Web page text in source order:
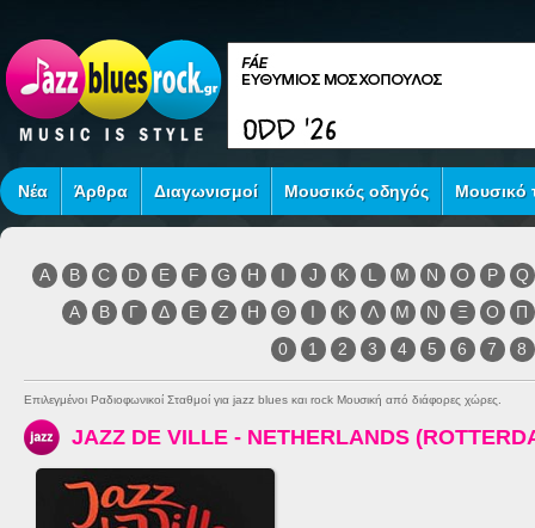
Νέα Άρθρα Διαγωνισμοί Μουσικός οδηγός Μουσικό
A B C D E F G H I J K L M N O P
Q
Α
Β Γ Δ Ε Ζ Η Θ Ι Κ Λ Μ Ν Ξ Ο
Π
0
1 2 3 4 5 6 7 8
Επιλεγμένοι Ραδιοφωνικοί Σταθμοί για jazz blues και rock Μουσική από διάφορες χώρες.
JAZZ DE VILLE - NETHERLANDS